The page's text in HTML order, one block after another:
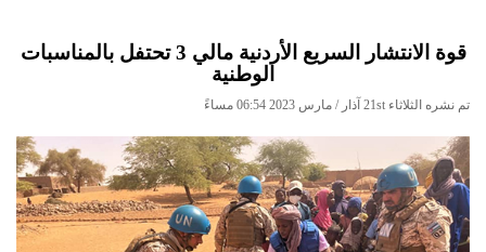
قوة الانتشار السريع الأردنية مالي 3 تحتفل بالمناسبات
الوطنية
تم نشره الثلاثاء 21st آذار / مارس 2023 06:54 مساءً